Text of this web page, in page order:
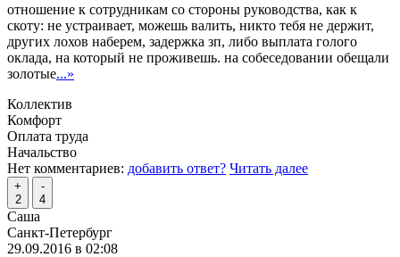
отношение к сотрудникам со стороны руководства, как к
скоту: не устраивает, можешь валить, никто тебя не держит,
других лохов наберем, задержка зп, либо выплата голого
оклада, на который не проживешь. на собеседовании обещали
золотые...»
Коллектив
Комфорт
Оплата труда
Начальство
Нет комментариев: добавить ответ? Читать далее
+
2
-
4
Саша
Санкт-Петербург
29.09.2016 в 02:08